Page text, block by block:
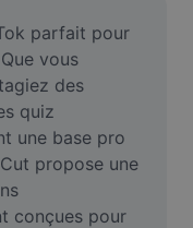
parfait pour
vous
des
quiz
une base pro
propose une
conçues pour